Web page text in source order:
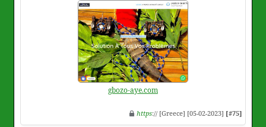
gbozo-aye.com
https:// [Greece] [05-02-2023] [#75]